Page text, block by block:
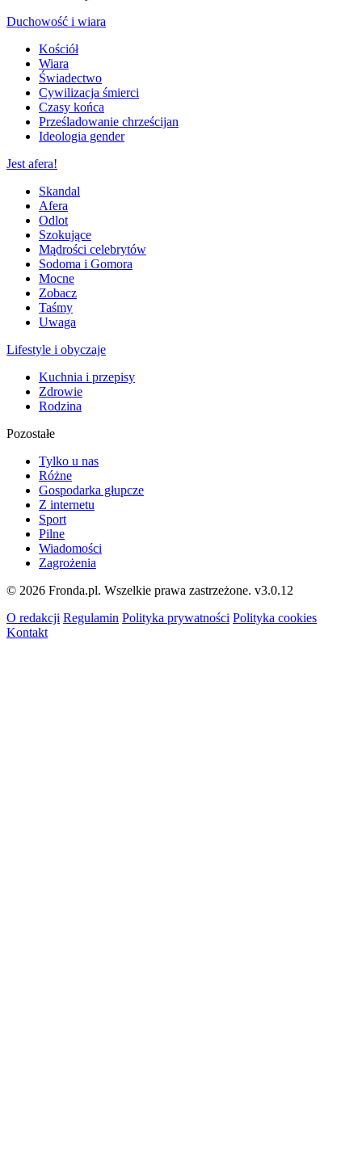
Duchowość i wiara
Kościół
Wiara
Świadectwo
Cywilizacja śmierci
Czasy końca
Prześladowanie chrześcijan
Ideologia gender
Jest afera!
Skandal
Afera
Odlot
Szokujące
Mądrości celebrytów
Sodoma i Gomora
Mocne
Zobacz
Taśmy
Uwaga
Lifestyle i obyczaje
Kuchnia i przepisy
Zdrowie
Rodzina
Pozostałe
Tylko u nas
Różne
Gospodarka głupcze
Z internetu
Sport
Pilne
Wiadomości
Zagrożenia
© 2026 Fronda.pl. Wszelkie prawa zastrzeżone. v3.0.12
O redakcji Regulamin Polityka prywatności Polityka cookies
Kontakt